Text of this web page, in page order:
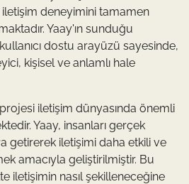
deneyimini tamamen
Yaay'ın sunduğu
dostu arayüzü sayesinde,
kişisel ve anlamlı hale
iletişim dünyasında önemli
Yaay, insanları gerçek
getirerek iletişimi daha etkili ve
amacıyla geliştirilmiştir. Bu
iletişimin nasıl şekilleneceğine